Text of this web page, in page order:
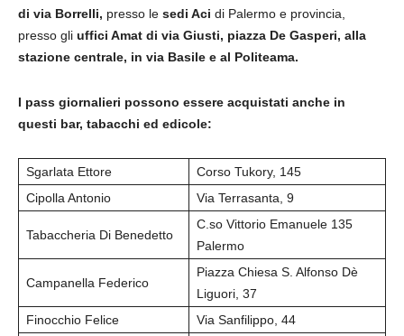
di via Borrelli, presso le sedi Aci di Palermo e provincia,
presso gli uffici Amat di via Giusti, piazza De Gasperi, alla
stazione centrale, in via Basile e al Politeama.
I pass giornalieri possono essere acquistati anche in
questi bar, tabacchi ed edicole:
Sgarlata Ettore
Corso Tukory, 145
Cipolla Antonio
Via Terrasanta, 9
Tabaccheria Di Benedetto
C.so Vittorio Emanuele 135
Palermo
Campanella Federico
Piazza Chiesa S. Alfonso Dè
Liguori, 37
Finocchio Felice
Via Sanfilippo, 44